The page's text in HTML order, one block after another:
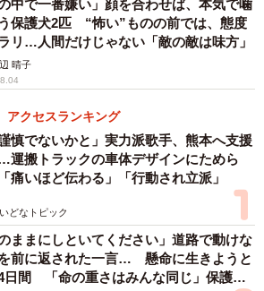
の中で一番嫌い」顔を合わせば、本気で噛
保護犬2匹 “怖い”ものの前では、態度
リ…人間だけじゃない「敵の敵は味方」
晴子
アクセスランキング
謹慎でないかと」実力派歌手、熊本へ支援
運搬トラックの車体デザインにためら
いほど伝わる」「行動され立派」
どなトピック
のままにしといてください」道路で動けな
前に返された一言… 懸命に生きようと
日間 「命の重さはみんな同じ」保護団